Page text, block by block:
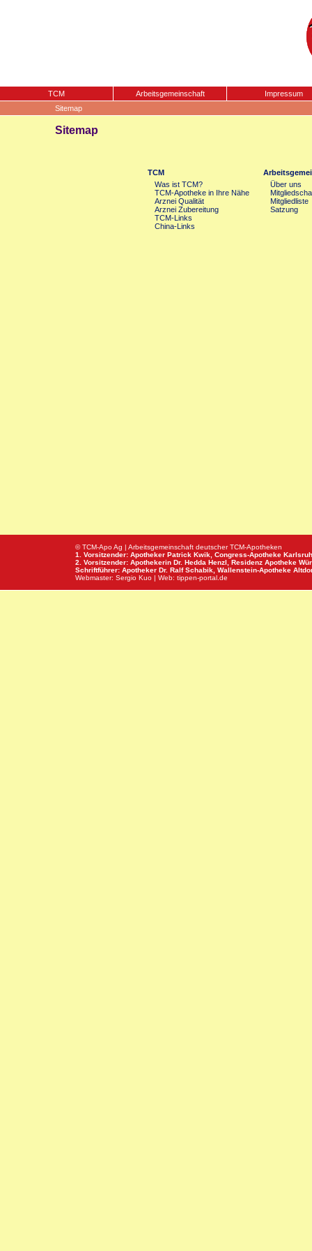
TCM Arbeitsgemeinschaft
Impressum
Sitemap
Sitemap
TCM
Was ist TCM?
TCM-Apotheke in Ihre Nähe
Arznei Qualität
Arznei Zubereitung
TCM-Links
China-Links
Über uns
Mitgliedliste
Satzung
© TCM-Apo Ag | Arbeitsgemeinschaft deutscher TCM-Apotheken
1. Vorsitzender: Apotheker Patrick Kwik, Congress-Apotheke
2. Vorsitzender: Apothekerin Dr. Hedda Henzl, Residenz Apotheke
Schriftführer: Apotheker Dr. Ralf Schabik, Wallenstein-Apotheke
Webmaster: Sergio Kuo | Web: tippen-portal.de